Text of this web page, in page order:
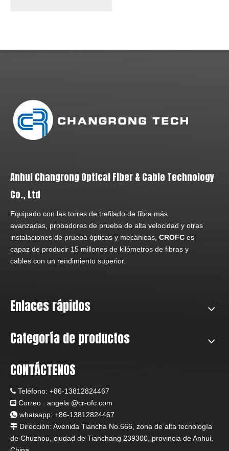
Anhui Changrong Optical Fiber & Cable Technology
Co., Ltd
Equipado con las torres de trefilado de fibra más
avanzadas, probadores de prueba de alta velocidad y otras
instalaciones de prueba ópticas y mecánicas, CROFC es
capaz de producir 15 millones de kilómetros de fibras y
cables con un rendimiento superior.
Enlaces rápidos
Categoría de productos
CONTÁCTENOS
 Teléfono: +86-13812824467
 Correo : angela @cr-ofc.com
 whatsapp: +86-13812824467
 Dirección: Avenida Tiancha No.666, zona de alta tecnología
de Chuzhou, ciudad de Tianchang 239300, provincia de Anhui,